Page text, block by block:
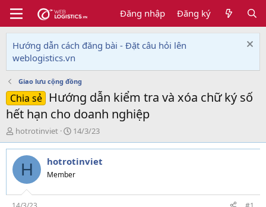
Đăng nhập Đăng ký
Hướng dẫn cách đăng bài - Đặt câu hỏi lên
weblogistics.vn
Giao lưu cộng đồng
Chia sẻ
Hướng dẫn kiểm tra và xóa chữ ký số
hết hạn cho doanh nghiệp
T
h
r
e
d
s
hotrotinviet
N
g
à
y
g
i
14/3/23
H hotrotinviet
Member